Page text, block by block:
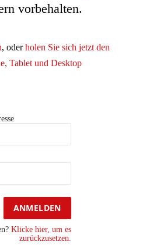
vorbehalten.
, oderholen Sie sich jetzt den
Tablet und Desktop
Klicke hier, um es
zurückzusetzen.